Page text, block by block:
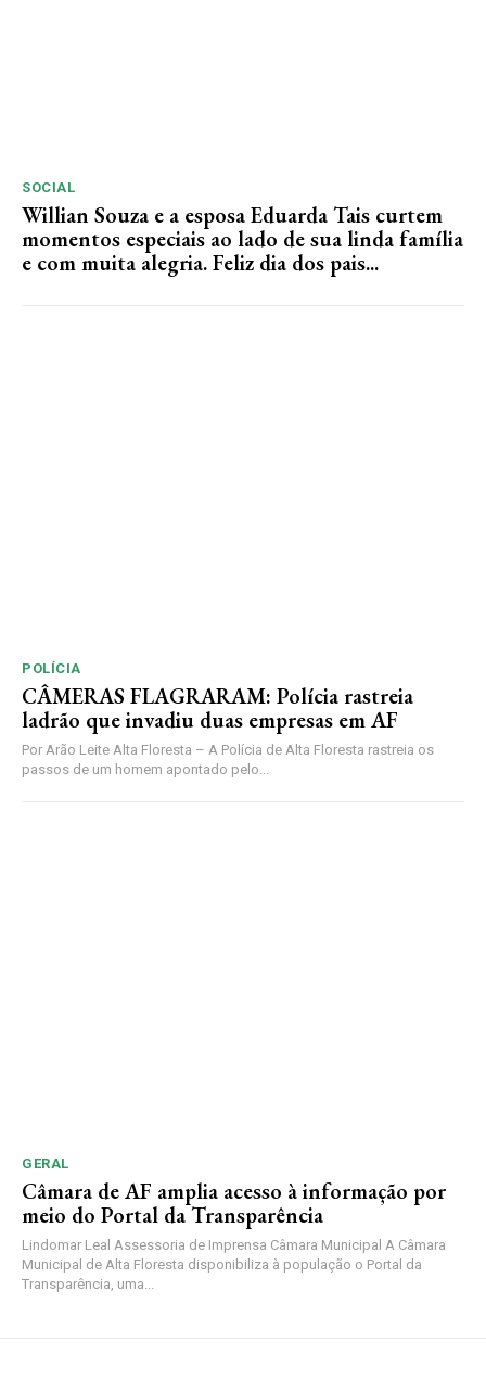
SOCIAL
Willian Souza e a esposa Eduarda Tais curtem
momentos especiais ao lado de sua linda família
e com muita alegria. Feliz dia dos pais...
POLÍCIA
CÂMERAS FLAGRARAM: Polícia rastreia
ladrão que invadiu duas empresas em AF
Por Arão Leite Alta Floresta – A Polícia de Alta Floresta rastreia os
passos de um homem apontado pelo...
GERAL
Câmara de AF amplia acesso à informação por
meio do Portal da Transparência
Lindomar Leal Assessoria de Imprensa Câmara Municipal A Câmara
Municipal de Alta Floresta disponibiliza à população o Portal da
Transparência, uma...